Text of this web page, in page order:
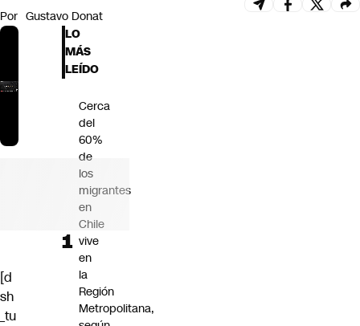
Por Gustavo Donat
[d
sh
_tu
LO
MÁS
LEÍDO
Cerca
del
60%
de
los
migrantes
en
Chile
vive
en
la
Región
Metropolitana,